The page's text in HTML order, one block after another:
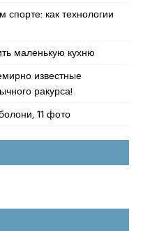
как технологии
маленькую кухню
известные
ракурса!
11 фото